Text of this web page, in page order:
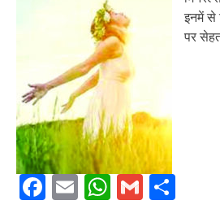
इनमें से
पर
Facebook
EmailWhatsApp
Gmail